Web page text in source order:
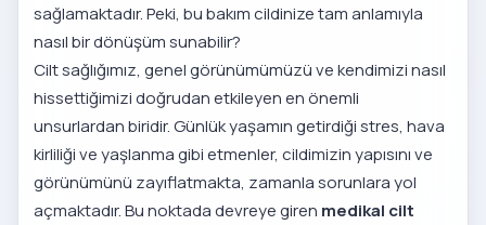
sağlamaktadır. Peki, bu bakım cildinize tam anlamıyla
nasıl bir dönüşüm sunabilir?
Cilt sağlığımız, genel görünümümüzü ve kendimizi nasıl
hissettiğimizi doğrudan etkileyen en önemli
unsurlardan biridir. Günlük yaşamın getirdiği stres, hava
kirliliği ve yaşlanma gibi etmenler, cildimizin yapısını ve
görünümünü zayıflatmakta, zamanla sorunlara yol
açmaktadır. Bu noktada devreye giren medikal cilt